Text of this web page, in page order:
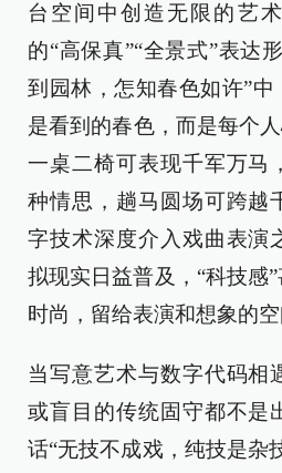
台空间中创造无限的艺
的“高保真”“全景式”表达
到园林，怎知春色如许”
是看到的春色，而是每个人
一桌二椅可表现千军万马
种情思，趟马圆场可跨越
字技术深度介入戏曲表演
拟现实日益普及，“科技感
时尚，留给表演和想象的空
当写意艺术与数字代码相
或盲目的传统固守都不是
话“无技不成戏，纯技是杂